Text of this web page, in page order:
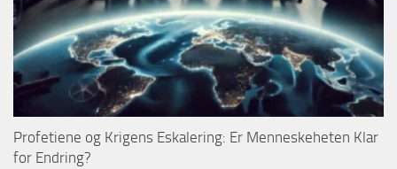
Profetiene og Krigens Eskalering: Er Menneskeheten Klar
for Endring?